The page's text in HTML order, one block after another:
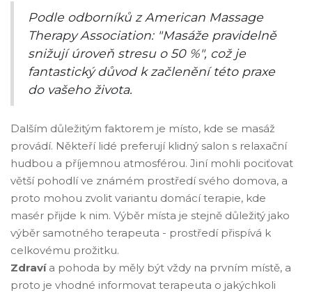
Podle odborníků z American Massage
Therapy Association: "Masáže pravidelně
snižují úroveň stresu o 50 %", což je
fantastický důvod k začlenění této praxe
do vašeho života.
Dalším důležitým faktorem je místo, kde se masáž
provádí. Někteří lidé preferují klidný salon s relaxační
hudbou a příjemnou atmosférou. Jiní mohli pociťovat
větší pohodlí ve známém prostředí svého domova, a
proto mohou zvolit variantu domácí terapie, kde
masér přijde k nim. Výběr místa je stejně důležitý jako
výběr samotného terapeuta - prostředí přispívá k
celkovému prožitku.
Zdravía pohoda by měly být vždy na prvním místě, a
proto je vhodné informovat terapeuta o jakýchkoli